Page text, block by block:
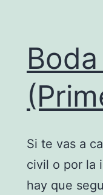
Si te vas a
civil o por la
hay que